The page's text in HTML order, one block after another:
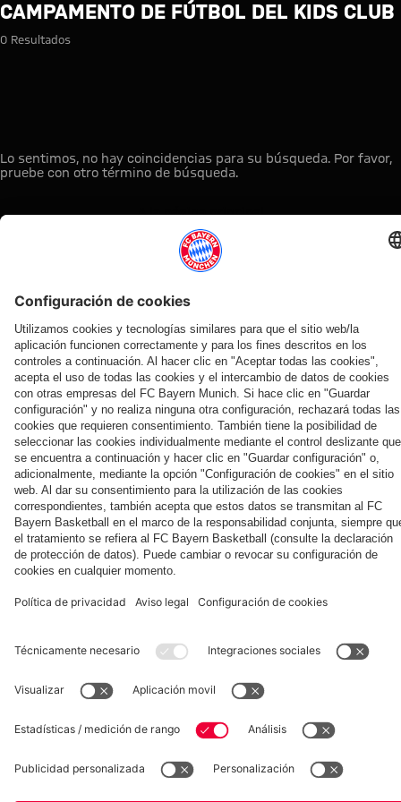
Búsqueda: Campamento de
CAMPAMENTO DE FÚTBOL DEL KIDS CLUB
0 Resultados
Lo sentimos, no hay coincidencias para su búsqueda. Por favor,
pruebe con otro término de búsqueda.
A la página principal
ESTO LE PUEDE INTERESAR
TIENDA
ONLINE
¡Disponible
la nueva
primera
equipación
para la
2025/26!
OFERTA
VENTILADOR
FC Bayern
Múnich
Tarjetas de
autógrafos
AFICIÓN
Clubs
de fans
MYFCBAYERN
Descubre tu
espacio
personal para
fans
Colaborador
Museum Prensa Baloncesto
Aviso legal
Política de privacidad Condiciones de uso
Accesibilidad
Sistema de denuncia
Contacto Ajustes de cookies